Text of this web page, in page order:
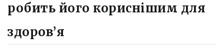
робить його кориснішим для
здоров’я